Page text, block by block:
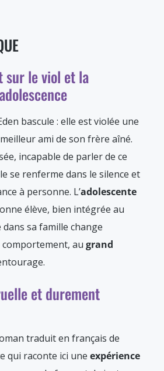
sur le viol et la
bascule : elle est violée une
ami de son frère aîné.
incapable de parler de ce
se renferme dans le silence et
à personne. L’adolescente
élève, bien intégrée au
sa famille change
au grand
et durement
traduit en français de
qui raconte ici une expérience